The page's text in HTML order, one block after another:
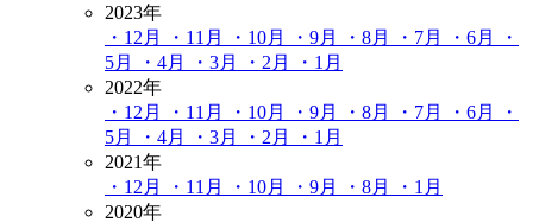
2023年
・12月
・11月 ・10月 ・9月 ・8月 ・7月 ・6月
・
5月
・4月 ・3月 ・2月
・1月
2022年
・12月
・11月 ・10月 ・9月 ・8月 ・7月 ・6月
・
5月
・4月 ・3月 ・2月
・1月
2021年
・12月
・11月 ・10月 ・9月 ・8月
・1月
2020年